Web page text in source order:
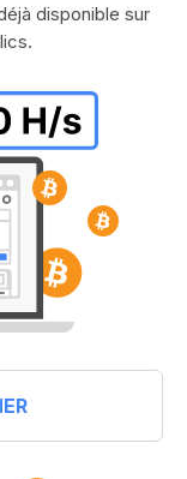
disponible sur